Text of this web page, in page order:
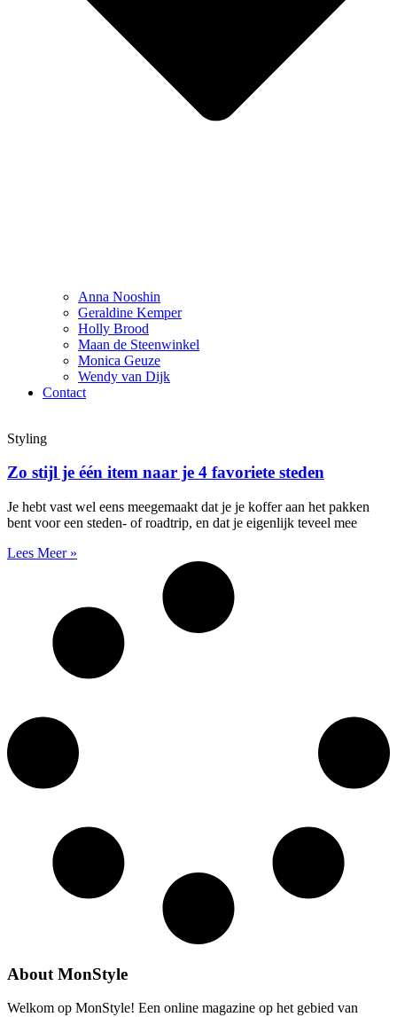
Anna Nooshin
Geraldine Kemper
Holly Brood
Maan de Steenwinkel
Monica Geuze
Wendy van Dijk
Contact
Styling
Zo stijl je één item naar je 4 favoriete steden
Je hebt vast wel eens meegemaakt dat je je koffer aan het pakken
bent voor een steden- of roadtrip, en dat je eigenlijk teveel mee
Lees Meer »
About MonStyle
Welkom op MonStyle! Een online magazine op het gebied van